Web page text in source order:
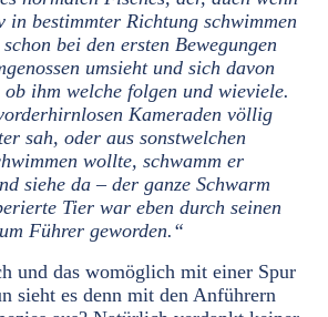
in bestimmter Richtung schwimmen
bei den ersten Bewegungen
umsieht und sich davon
ob ihm welche folgen und wieviele.
Kameraden völlig
sah, oder aus sonstwelchen
wollte, schwamm er
siehe da – der ganze Schwarm
Tier war eben durch seinen
Führer geworden.“
und das womöglich mit einer Spur
sieht es denn mit den Anführern